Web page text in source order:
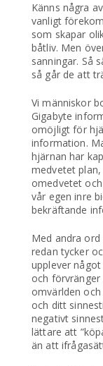
Känns några
vanligt
som skapar
båtliv. Men
sanningar. Så
så går de att
Vi människor
Gigabyte
omöjligt för
information.
hjärnan har
medvetet
omedvetet
vår egen inre
bekräftande
Med andra
redan tycker
upplever
och
omvärlden
och ditt
negativt
lättare att
än att